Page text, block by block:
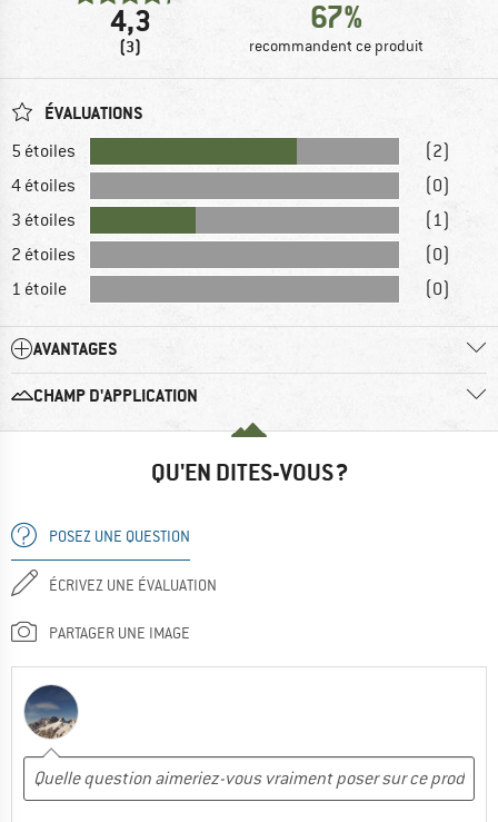
4,3
(3)
67%
recommandent ce produit
ÉVALUATIONS
5 étoiles
(2)
4 étoiles
(0)
3 étoiles
(1)
2 étoiles
(0)
1 étoile
(0)
AVANTAGES
CHAMP D'APPLICATION
QU'EN DITES-VOUS ?
POSEZ UNE QUESTION
ÉCRIVEZ UNE ÉVALUATION
PARTAGER UNE IMAGE